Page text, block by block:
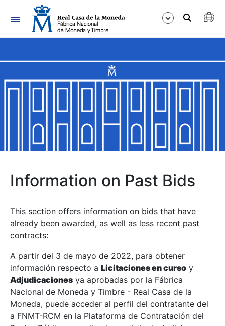
Navigation
Show/Hide
Show/Hide
Show/Hide
Show/Hide
Show/Hide
Information on Past Bids
This section offers information on bids that have
already been awarded, as well as less recent past
contracts:
A partir del 3 de mayo de 2022, para obtener
información respecto a Licitaciones en curso y
Adjudicaciones ya aprobadas por la Fábrica
Nacional de Moneda y Timbre - Real Casa de la
Moneda, puede acceder al perfil del contratante del
a FNMT-RCM en la Plataforma de Contratación del